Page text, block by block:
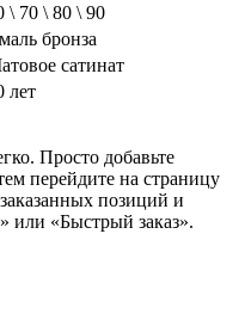
\ 70 \ 80 \ 90
бронза
сатинат
лет
Просто добавьте
перейдите на страницу
позиций и
или «Быстрый заказ».